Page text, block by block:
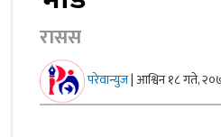
रासस
परेवान्युज|आश्विन १८ गते,